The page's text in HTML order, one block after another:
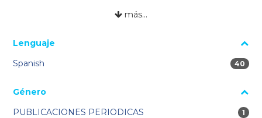
más…
Lenguaje
Spanish
40
40
Género
PUBLICACIONES PERIODICAS
1
1